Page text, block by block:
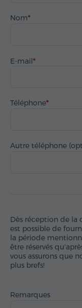
Nom
E-mail
Téléphone
Autre téléphone
Dès réception de la
est possible de
la période
être réservés
vous assurons que
plus brefs!
Remarques